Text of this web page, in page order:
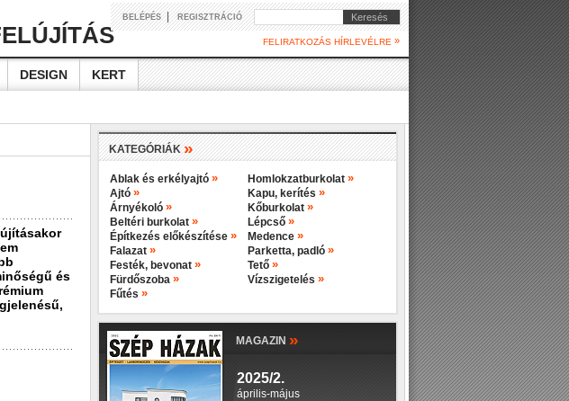
BELÉPÉS| REGISZTRÁCIÓ Keresés
FELIRATKOZÁS HÍRLEVÉLRE »
DESIGN KERT
és
KATEGÓRIÁK»
Ablak és erkélyajtó »
Ajtó »
Árnyékoló »
Beltéri burkolat »
Építkezés előkészítése »
Falazat »
Festék, bevonat »
Fürdőszoba »
Fűtés »
Homlokzatburkolat »
Kapu, kerítés »
Kőburkolat »
Lépcső »
Medence »
Parketta, padló »
Tető »
Vízszigetelés »
MAGAZIN »
2025/2.
április-május